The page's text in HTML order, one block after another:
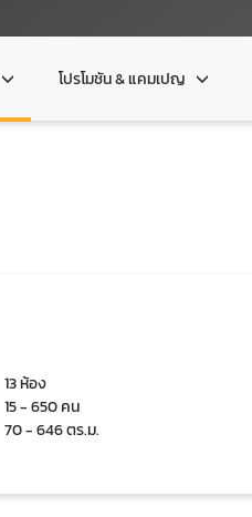
โปรโมชัน & แคมเปญ
13 ห้อง
15 - 650 คน
70 - 646 ตร.ม.